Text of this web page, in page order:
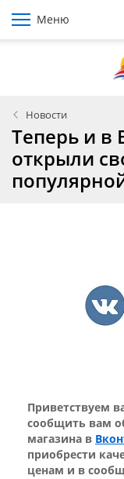
Меню
Новости
Теперь и в
открыли
Приветствуем
сообщить вам
магазина в
приобрести
ценам и в